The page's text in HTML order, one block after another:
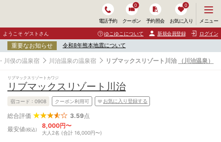
電話予約 クーポン
0
予約照会 お気に入り
0
ニ
ュ
ー
開
く
メニュー
ようこそ ゲストさん ゆこゆこについて 新規会員登録 ログイン
重要なお知らせ 令和8年熊本地震について
川俣の温泉宿 川治温泉の温泉宿 リブマックスリゾート川治 （川治温泉）
リブマックスリゾートカワジ
リブマックスリゾート川治
宿コード : 0908 クーポン利用可 お気に入り登録する
総合評価 3.59点
最安値(税込)
8,000円〜
大人2名 (合計 16,000円〜)